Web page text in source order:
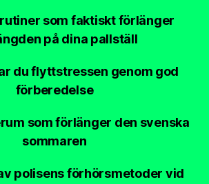
som faktiskt förlänger
på dina pallställ
du flyttstressen genom god
förberedelse
som förlänger den svenska
sommaren
polisens förhörsmetoder vid